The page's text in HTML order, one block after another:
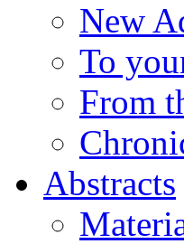
New
To
From
Abstracts